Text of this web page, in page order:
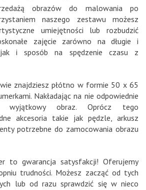
obrazów do malowania po
naszego zestawu możesz
umiejętności lub rozbudzić
zajęcie zarówno na długie i
i sposób na spędzenie czasu z
znajdziesz płótno w formie 50 x 65
Nakładając na nie odpowiednie
wyjątkowy obraz. Oprócz tego
akcesoria takie jak pędzle, arkusz
potrzebne do zamocowania obrazu
to gwarancja satysfakcji! Oferujemy
trudności. Możesz zacząć od tych
lub od razu sprawdzić się w nieco